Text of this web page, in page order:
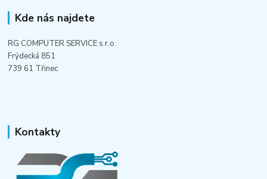
Kde nás najdete
RG COMPUTER SERVICE s.r.o.
Frýdecká 851
739 61 Třinec
Kontakty